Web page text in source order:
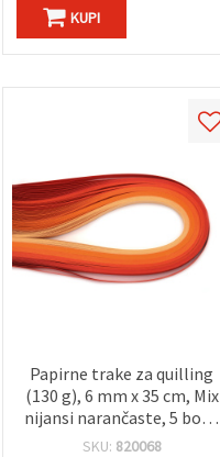
KUPI
Papirne trake za quilling
(130 g), 6 mm x 35 cm, Mix
nijansi narančaste, 5 boja,
100 kom
SKU: 820068